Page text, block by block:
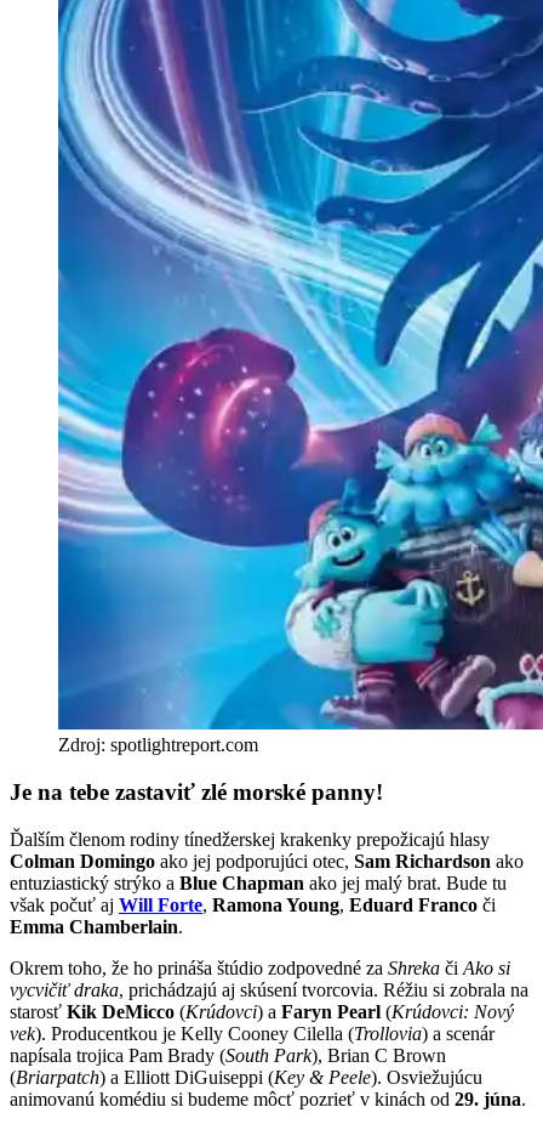
Zdroj: spotlightreport.com
Je na tebe zastaviť zlé morské panny!
Ďalším členom rodiny tínedžerskej krakenky prepožicajú hlasy
Colman Domingo ako jej podporujúci otec, Sam Richardson ako
entuziastický strýko a Blue Chapman ako jej malý brat. Bude tu
však počuť aj Will Forte, Ramona Young, Eduard Franco či
Emma Chamberlain.
Okrem toho, že ho prináša štúdio zodpovedné za Shreka či Ako si
vycvičiť draka, prichádzajú aj skúsení tvorcovia. Réžiu si zobrala na
starosť Kik DeMicco (Krúdovci) a Faryn Pearl (Krúdovci: Nový
vek). Producentkou je Kelly Cooney Cilella (Trollovia) a scenár
napísala trojica Pam Brady (South Park), Brian C Brown
(Briarpatch) a Elliott DiGuiseppi (Key & Peele). Osviežujúcu
animovanú komédiu si budeme môcť pozrieť v kinách od 29. júna.